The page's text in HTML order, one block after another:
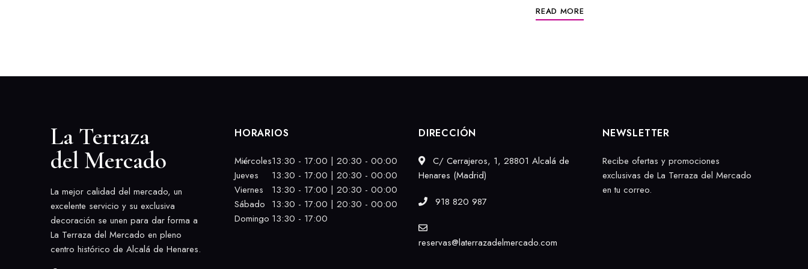
READ MORE
La Terraza
del Mercado
La mejor calidad del mercado, un
excelente servicio y su exclusiva
decoración se unen para dar forma a
La Terraza del Mercado en pleno
centro histórico de Alcalá de Henares.
HORARIOS
Miércoles13:30 - 17:00 | 20:30 - 00:00
Jueves
13:30 - 17:00 | 20:30 - 00:00
Viernes
13:30 - 17:00 | 20:30 - 00:00
Sábado 13:30 - 17:00 | 20:30 - 00:00
Domingo 13:30 - 17:00
DIRECCIÓN
C/ Cerrajeros, 1, 28801 Alcalá de
Henares (Madrid)
918 820 987
reservas@laterrazadelmercado.com
NEWSLETTER
Recibe ofertas y promociones
exclusivas de La Terraza del Mercado
en tu correo.